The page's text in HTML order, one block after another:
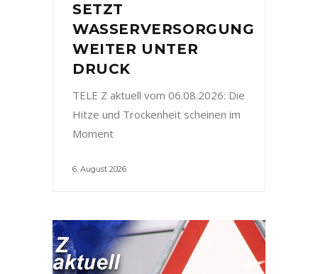
SETZT
WASSERVERSORGUNG
WEITER UNTER
DRUCK
TELE Z aktuell vom 06.08.2026: Die
Hitze und Trockenheit scheinen im
Moment
6. August 2026